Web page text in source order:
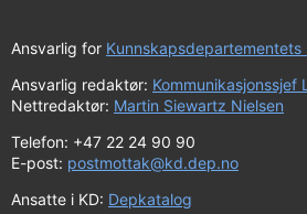
Ansvarlig for Kunnskapsdepartementets
Ansvarlig redaktør: Kommunikasjonssjef
Nettredaktør: Martin Siewartz Nielsen
Telefon: +47 22 24 90 90
E-post: postmottak@kd.dep.no
Ansatte i KD: Depkatalog